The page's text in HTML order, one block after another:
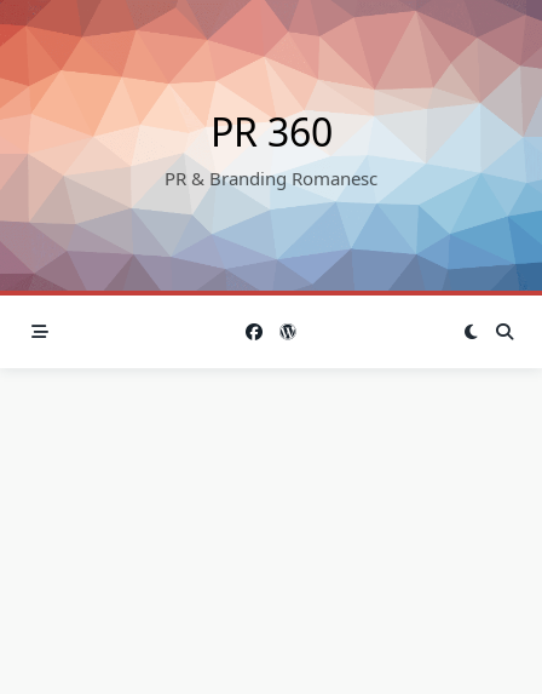
Skip
to
content
PR 360
PR & Branding Romanesc